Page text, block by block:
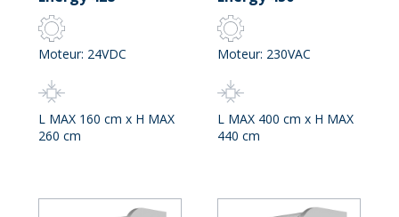
Moteur: 24VDC
L MAX 160 cm x H MAX
260 cm
Moteur: 230VAC
L MAX 400 cm x H MAX
440 cm